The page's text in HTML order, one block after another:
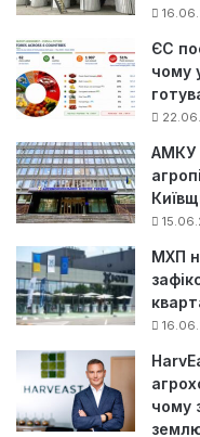
ЄС
чому
АМКУ
МХП
чому